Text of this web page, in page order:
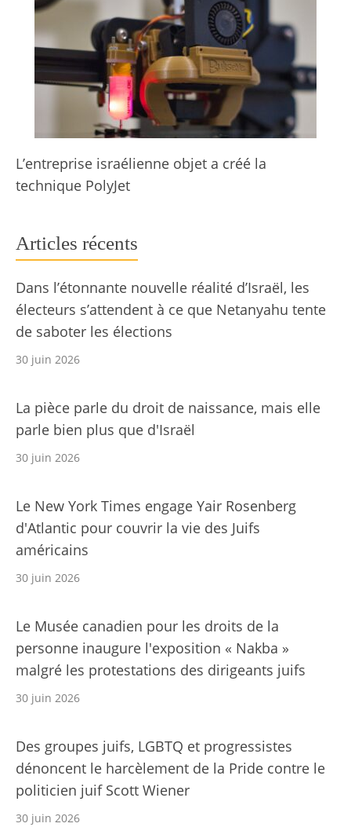
L’entreprise israélienne objet a créé la
technique PolyJet
Articles récents
Dans l’étonnante nouvelle réalité d’Israël, les
électeurs s’attendent à ce que Netanyahu tente
de saboter les élections
30 juin 2026
La pièce parle du droit de naissance, mais elle
parle bien plus que d'Israël
30 juin 2026
Le New York Times engage Yair Rosenberg
d'Atlantic pour couvrir la vie des Juifs
américains
30 juin 2026
Le Musée canadien pour les droits de la
personne inaugure l'exposition « Nakba »
malgré les protestations des dirigeants juifs
30 juin 2026
Des groupes juifs, LGBTQ et progressistes
dénoncent le harcèlement de la Pride contre le
politicien juif Scott Wiener
30 juin 2026